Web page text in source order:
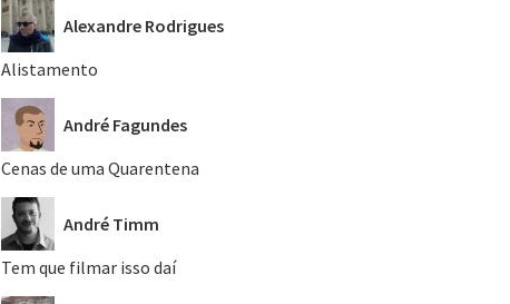
Alexandre Rodrigues
Alistamento
André Fagundes
Cenas de uma Quarentena
André Timm
Tem que filmar isso daí